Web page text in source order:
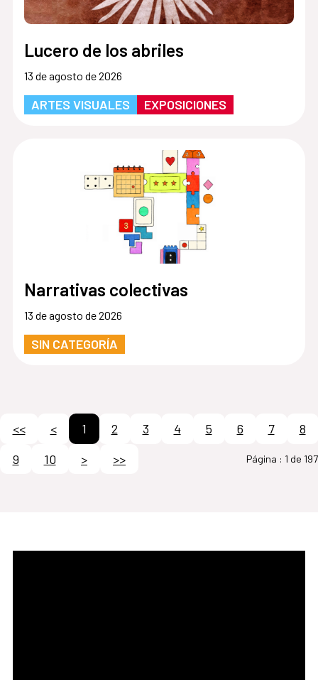
Lucero de los abriles
13 de agosto de 2026
ARTES VISUALES EXPOSICIONES
Narrativas colectivas
13 de agosto de 2026
SIN CATEGORÍA
<< < 1 2 3 4 5 6 7
8
9
10 > >> Página : 1 de 197